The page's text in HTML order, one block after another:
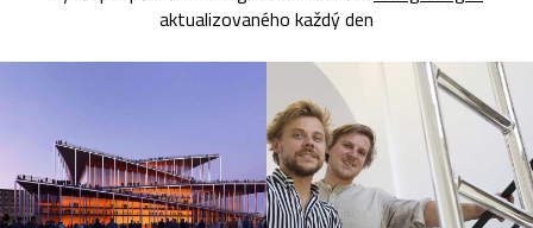
aktualizovaného každý den